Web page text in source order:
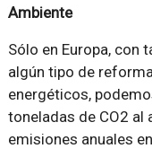
Ambiente
Sólo en Europa, con
algún tipo de
energéticos,
toneladas de CO2 al
emisiones anuales